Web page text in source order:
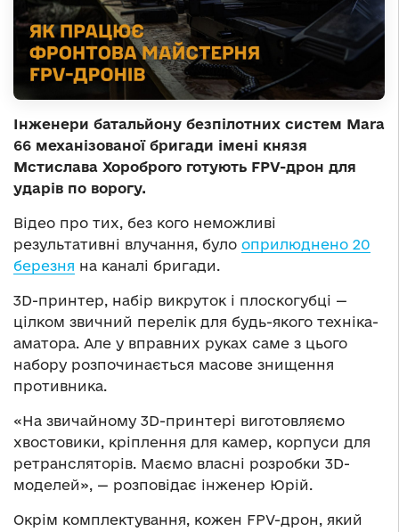
Інженери батальйону безпілотних систем Mara
66 механізованої бригади імені князя
Мстислава Хороброго готують FPV-дрон для
ударів по ворогу.
Відео про тих, без кого неможливі
результативні влучання, було оприлюднено 20
березня на каналі бригади.
3D-принтер, набір викруток і плоскогубці —
цілком звичний перелік для будь-якого техніка-
аматора. Але у вправних руках саме з цього
набору розпочинається масове знищення
противника.
«На звичайному 3D-принтері виготовляємо
хвостовики, кріплення для камер, корпуси для
ретрансляторів. Маємо власні розробки 3D-
моделей», — розповідає інженер Юрій.
Окрім комплектування, кожен FPV-дрон, який